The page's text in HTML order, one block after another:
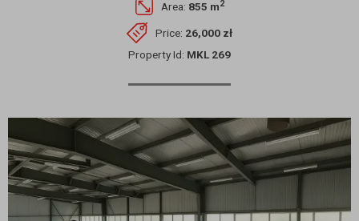
Area: 855 m2
Price: 26,000 zł
Property Id: MKL 269